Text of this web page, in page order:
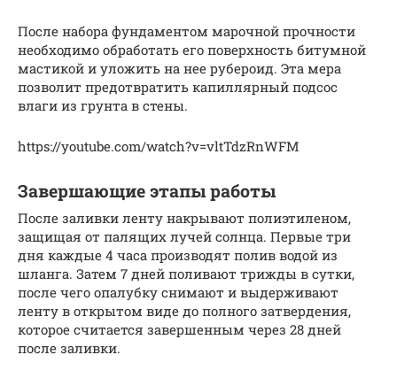
После набора фундаментом марочной прочности
необходимо обработать его поверхность битумной
мастикой и уложить на нее рубероид. Эта мера
позволит предотвратить капиллярный подсос
влаги из грунта в стены.
https://youtube.com/watch?v=vltTdzRnWFM
Завершающие этапы работы
После заливки ленту накрывают полиэтиленом,
защищая от палящих лучей солнца. Первые три
дня каждые 4 часа производят полив водой из
шланга. Затем 7 дней поливают трижды в сутки,
после чего опалубку снимают и выдерживают
ленту в открытом виде до полного затвердения,
которое считается завершенным через 28 дней
после заливки.